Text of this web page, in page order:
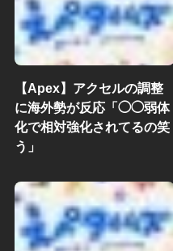
【Apex】アクセルの調整
に海外勢が反応「◯◯弱体
化で相対強化されてるの笑
う」